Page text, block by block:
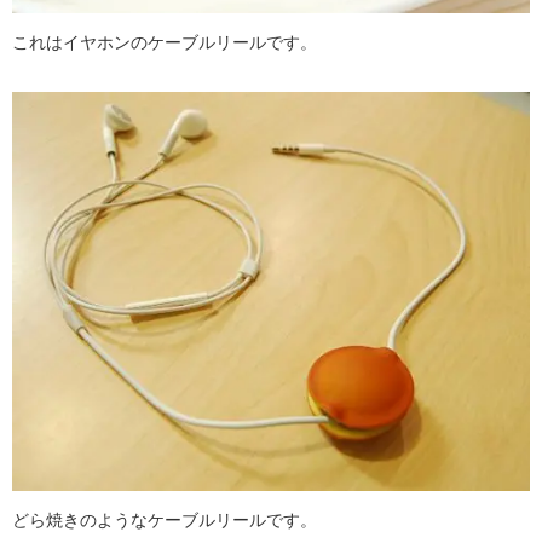
これはイヤホンのケーブルリールです。
どら焼きのようなケーブルリールです。